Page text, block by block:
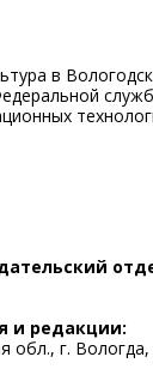
в
и дата
160000,
д.10
Елена
обработки
и редакции:
обл., г.